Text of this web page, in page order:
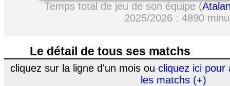
Temps total de jeu de son équipe (
2025/2026 : 4890
Le détail de tous ses matchs
cliquez sur la ligne d'un mois ou cliquez ici pour
les matchs (+)